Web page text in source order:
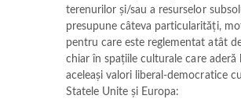
terenurilor și/sau a resurselor
presupune câteva particularități,
pentru care este reglementat atât
chiar în spațiile culturale care aderă
aceleași valori liberal-democratice
Statele Unite și Europa: